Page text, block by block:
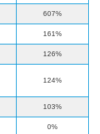
607%
161%
126%
124%
103%
0%